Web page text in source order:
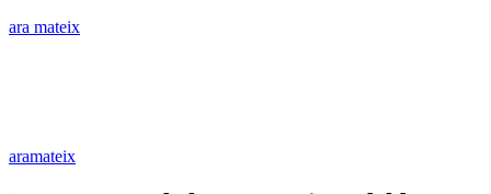
ara mateix
aramateix